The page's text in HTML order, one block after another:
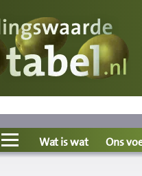
Wat is wat Ons